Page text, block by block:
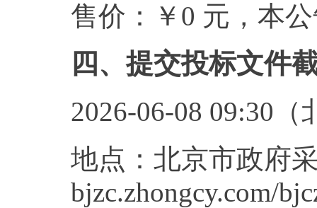
售价：￥0 元，本
四、提交投标文件
2026-06-08 09:30（
地点：北京市政府
bjzc.zhongcy.com/